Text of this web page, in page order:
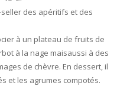
seller des apéritifs et des
à un plateau de fruits de
à la nage maisaussi à des
de chèvre. En dessert, il
et les agrumes compotés.